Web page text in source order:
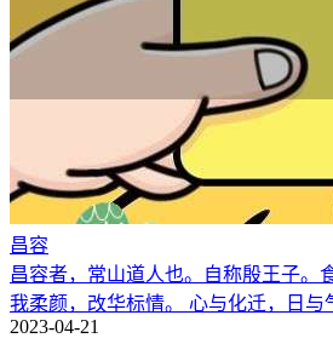
昌容
昌容者，常山道人也。自称殷王子。
我柔颜，改华标情。 心与化迁，日与
2023-04-21